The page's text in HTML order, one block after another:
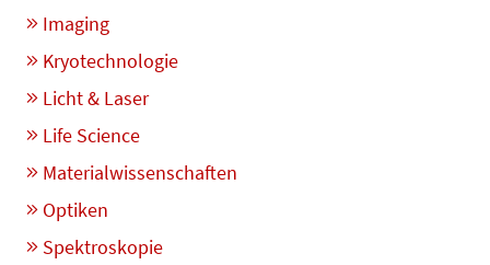
Imaging
Kryotechnologie
Licht & Laser
Life Science
Materialwissenschaften
Optiken
Spektroskopie